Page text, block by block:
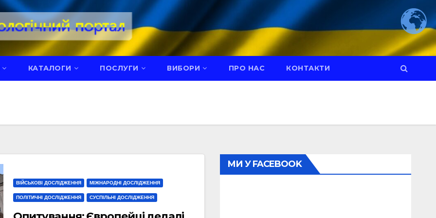
КАТАЛОГИ ПОСЛУГИ ВИБОРИ ПРО НАС КОНТАКТИ
ВІЙСЬКОВІ ДОСЛІДЖЕННЯ МІЖНАРОДНІ ДОСЛІДЖЕННЯ
ПОЛІТИЧНІ ДОСЛІДЖЕННЯ СУСПІЛЬНІ ДОСЛІДЖЕННЯ
МИ У FACEBOOK